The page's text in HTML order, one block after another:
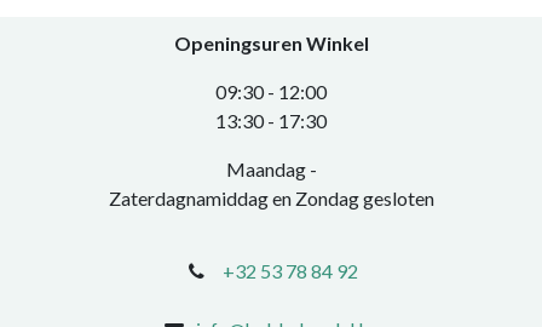
Openingsuren Winkel
0​9:30 - 12:00
​13:30 - 17:30​
Maandag -
Zaterdagnamiddag en Zondag gesloten
+32 53 78 84 92